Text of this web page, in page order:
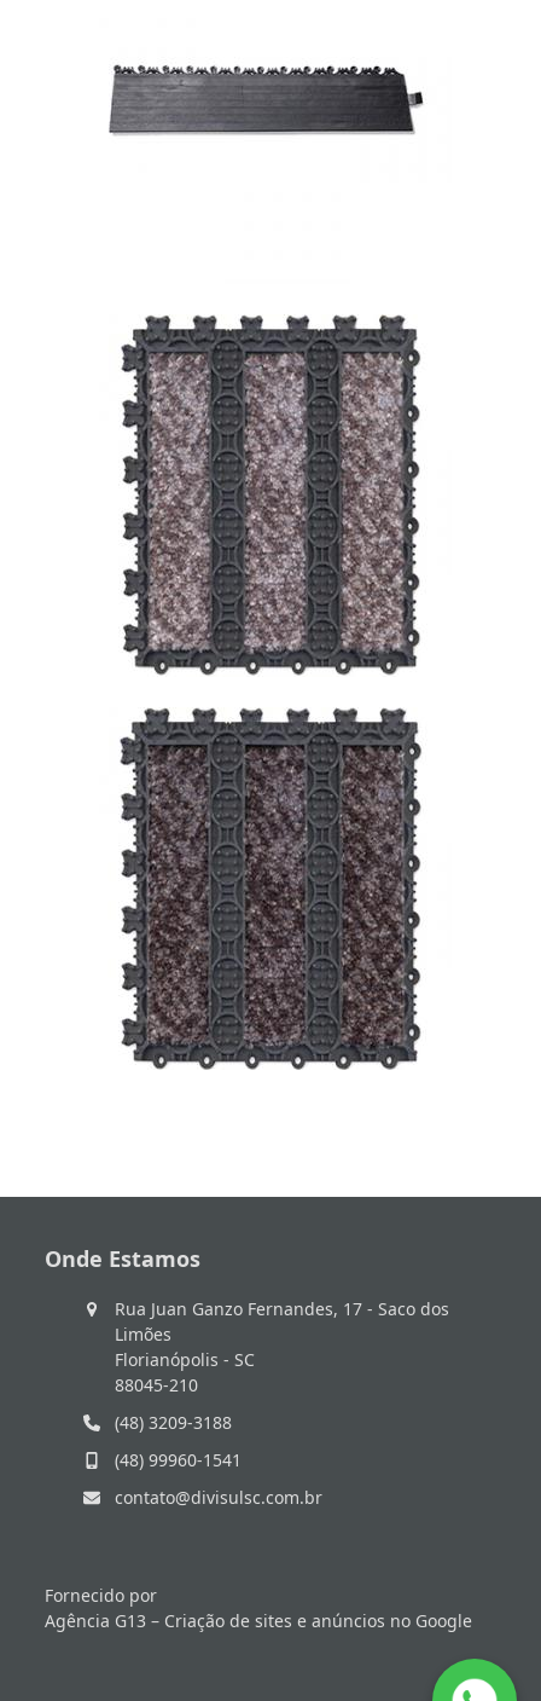
Onde Estamos
Rua Juan Ganzo Fernandes, 17 - Saco dos
Limões
Florianópolis - SC
88045-210
(48) 3209-3188
(48) 99960-1541
contato@divisulsc.com.br
Fornecido por
Agência G13 – Criação de sites e anúncios no Google